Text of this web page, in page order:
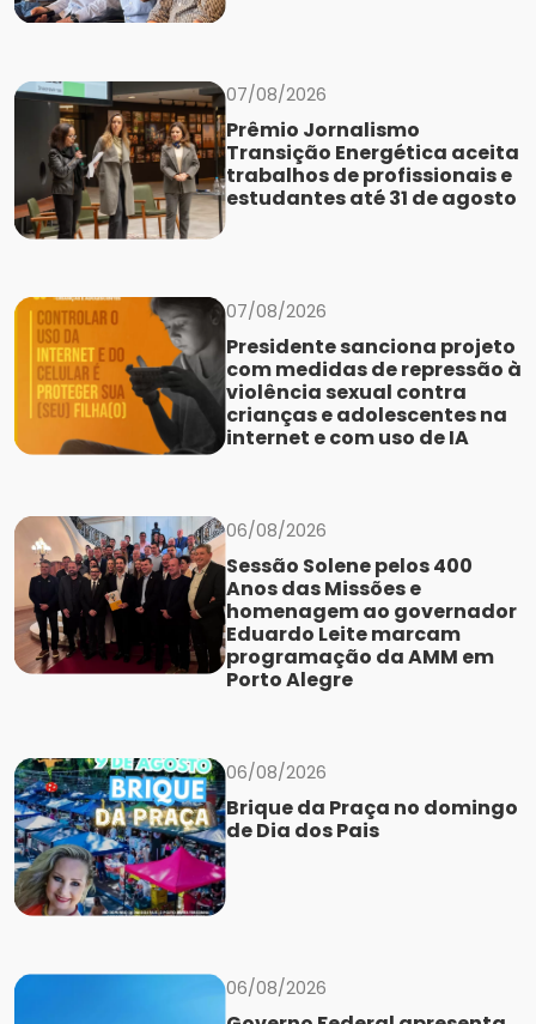
07/08/2026
Prêmio Jornalismo
Transição Energética aceita
trabalhos de profissionais e
estudantes até 31 de agosto
07/08/2026
Presidente sanciona projeto
com medidas de repressão à
violência sexual contra
crianças e adolescentes na
internet e com uso de IA
06/08/2026
Sessão Solene pelos 400
Anos das Missões e
homenagem ao governador
Eduardo Leite marcam
programação da AMM em
Porto Alegre
06/08/2026
Brique da Praça no domingo
de Dia dos Pais
06/08/2026